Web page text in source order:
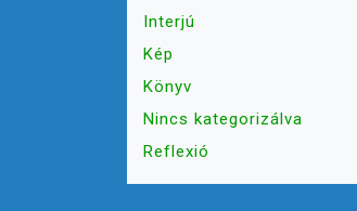
Interjú
Kép
Könyv
Nincs kategorizálva
Reflexió